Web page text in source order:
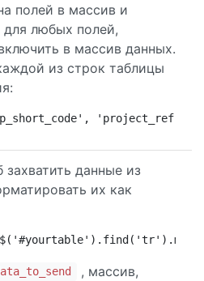
полей в массив и
любых полей,
в массив данных.
из строк таблицы
данные из
их как
=
, массив,